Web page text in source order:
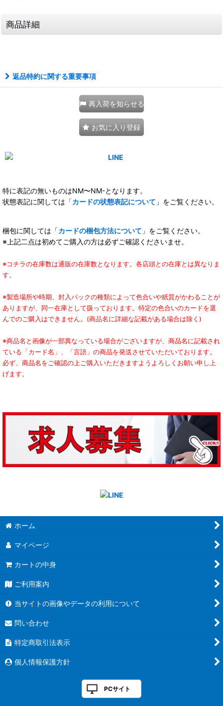
商品詳細
返品特約に関する重要事項
再入荷を知らせる
お気に入り登録
特に表記の無いものはNM〜NM-となります。
状態表記に関しては「カードの状態表記について 」をご覧ください。
梱包に関しては「カードの梱包方法について 」をご覧ください。
※上記二点は初めてご購入の方は必ずご確認くださいませ。
※コチラの在庫数は通販の在庫数となります。各店頭との在庫とは異なりま
す。
※製造場所や時期、封入パックの種類によって色合いや紙質がかわることが
ありますが、同一在庫として扱っております。特定の色合いのカードを選
んでのご購入はできません。(商品名に詳細な記載がある場合は除く)
※商品名と画像が一部異なっている場合がございますが、商品名に記載され
ている「カード名」、「言語」の商品を発送させていただいております。
必ず、商品名をご確認の上ご購入いただきますようよろしくお願い申し上
げます。
ホーム
マイページ
カートの中身
ご利用案内
当サイトの画像やデータの利用について
問い合わせ
特定商取引法表示
個人情報保護方針
PCサイト